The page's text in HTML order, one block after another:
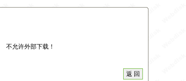
不允许外部下载！